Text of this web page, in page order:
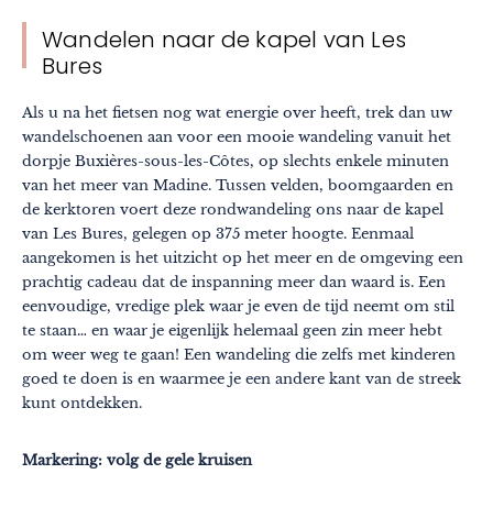
Wandelen naar de kapel van Les
Bures
Als u na het fietsen nog wat energie over heeft, trek dan uw
wandelschoenen aan voor een mooie wandeling vanuit het
dorpje Buxières-sous-les-Côtes, op slechts enkele minuten
van het meer van Madine. Tussen velden, boomgaarden en
de kerktoren voert deze rondwandeling ons naar de kapel
van Les Bures, gelegen op 375 meter hoogte. Eenmaal
aangekomen is het uitzicht op het meer en de omgeving een
prachtig cadeau dat de inspanning meer dan waard is. Een
eenvoudige, vredige plek waar je even de tijd neemt om stil
te staan… en waar je eigenlijk helemaal geen zin meer hebt
om weer weg te gaan! Een wandeling die zelfs met kinderen
goed te doen is en waarmee je een andere kant van de streek
kunt ontdekken.
Markering: volg de gele kruisen